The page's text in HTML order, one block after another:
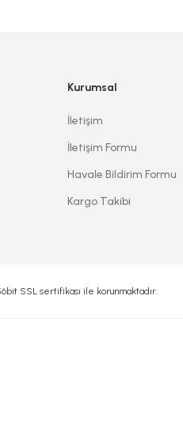
Kurumsal
İletişim
İletişim Formu
Havale Bildirim Formu
Kargo Takibi
SSL sertifikası ile korunmaktadır.